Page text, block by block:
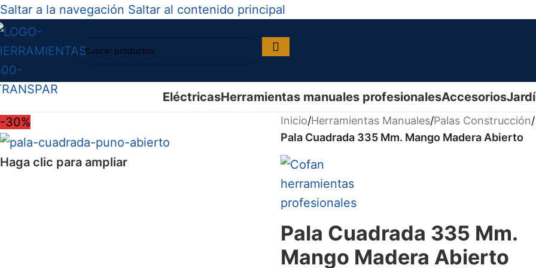
Saltar a la navegación Saltar al contenido principal
EléctricasHerramientas manuales profesionalesAccesorios
-30%
Haga clic para ampliar
Inicio/Herramientas Manuales/Palas Construcción/
Pala Cuadrada 335 Mm. Mango Madera Abierto
Pala Cuadrada 335 Mm.
Mango Madera Abierto